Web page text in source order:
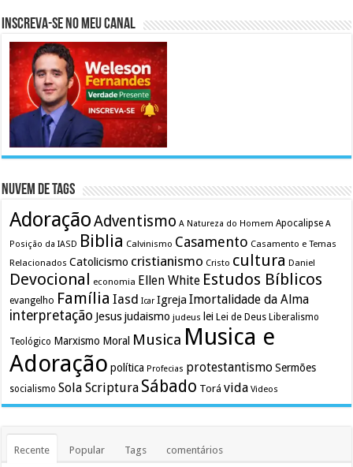
Inscreva-se no meu canal
Nuvem de Tags
AdoraçãoAdventismo A Natureza do Homem Apocalipse A
Posição da IASD Biblia Calvinismo Casamento Casamento e Temas
Relacionados Catolicismo cristianismo Cristo cultura Daniel
Devocional economia Ellen White Estudos Bíblicos
evangelho Família Iasd Icar Igreja Imortalidade da Alma
interpretação Jesusjudaismo judeus lei Lei de Deus Liberalismo
Teológico Marxismo Moral Musica Musica e
Adoração política Profecias protestantismo Sermões
socialismo Sola Scriptura Sábado Torá vida Videos
Recente Popular Tags comentários